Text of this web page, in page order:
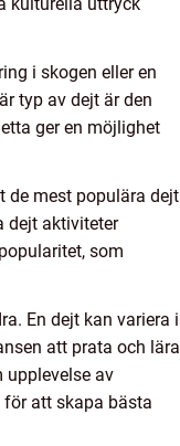
i skogen eller en
typ av dejt är den
ger en möjlighet
de mest populära dejt
dejt aktiviteter
som
En dejt kan variera i
att prata och lära
upplevelse av
för att skapa bästa